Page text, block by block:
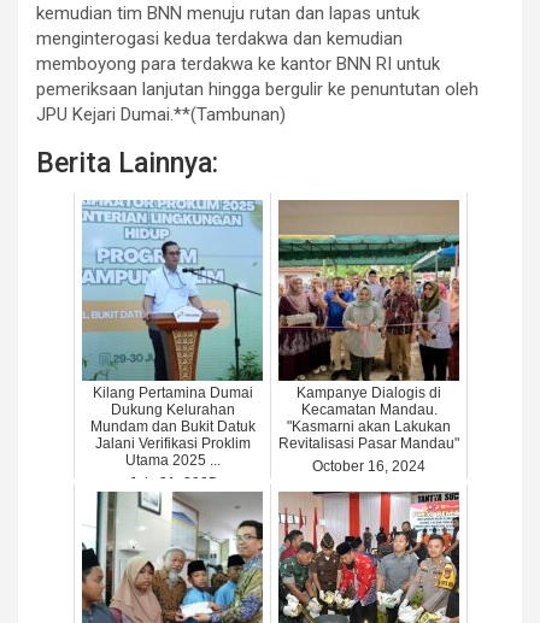
kemudian tim BNN menuju rutan dan lapas untuk
menginterogasi kedua terdakwa dan kemudian
memboyong para terdakwa ke kantor BNN RI untuk
pemeriksaan lanjutan hingga bergulir ke penuntutan oleh
JPU Kejari Dumai.**(Tambunan)
Berita Lainnya:
Kilang Pertamina Dumai
Dukung Kelurahan
Mundam dan Bukit Datuk
Jalani Verifikasi Proklim
Utama 2025 ...
July 31, 2025
Kampanye Dialogis di
Kecamatan Mandau.
"Kasmarni akan Lakukan
Revitalisasi Pasar Mandau"
October 16, 2024